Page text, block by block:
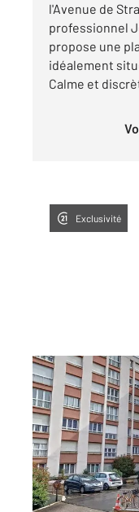
l'Avenue de
professionnel
propose une
idéalement
Calme et
Exclusivité
NANCY 54
12 m2
Ref : 121875
Parking à
60 €
par mois